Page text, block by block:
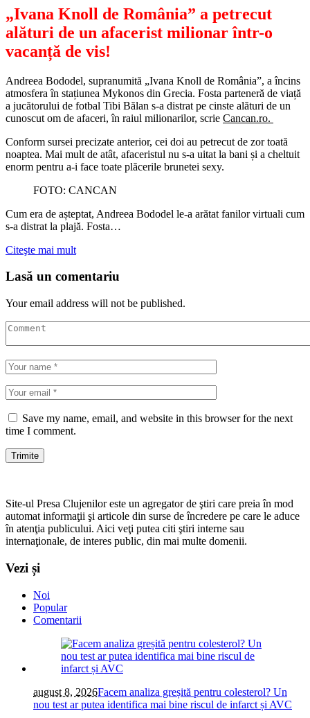
„Ivana Knoll de România” a petrecut
alături de un afacerist milionar într-o
vacanță de vis!
Andreea Bododel, supranumită „Ivana Knoll de România”, a încins
atmosfera în stațiunea Mykonos din Grecia. Fosta parteneră de viață
a jucătorului de fotbal Tibi Bălan s-a distrat pe cinste alături de un
cunoscut om de afaceri, în raiul milionarilor, scrie Cancan.ro.
Conform sursei precizate anterior, cei doi au petrecut de zor toată
noaptea. Mai mult de atât, afaceristul nu s-a uitat la bani și a cheltuit
enorm pentru a-i face toate plăcerile brunetei sexy.
FOTO: CANCAN
Cum era de așteptat, Andreea Bododel le-a arătat fanilor virtuali cum
s-a distrat la plajă. Fosta…
Citeşte mai mult
Lasă un comentariu
Your email address will not be published.
Save my name, email, and website in this browser for the next
time I comment.
Site-ul Presa Clujenilor este un agregator de ştiri care preia în mod
automat informaţii şi articole din surse de încredere pe care le aduce
în atenţia publicului. Aici veţi putea citi ştiri interne sau
internaţionale, de interes public, din mai multe domenii.
Vezi și
Noi
Popular
Comentarii
august 8, 2026Facem analiza greșită pentru colesterol? Un
nou test ar putea identifica mai bine riscul de infarct și AVC